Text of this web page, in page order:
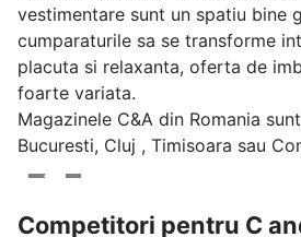
vestimentare sunt un spatiu bine
cumparaturile sa se transforme
placuta si relaxanta, oferta de
foarte variata.
Magazinele C&A din Romania
Bucuresti, Cluj , Timisoara sau
Competitori pentru C